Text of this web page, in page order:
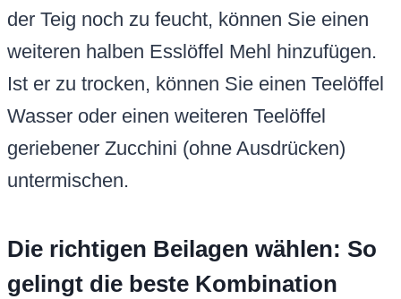
der Teig noch zu feucht, können Sie einen
weiteren halben Esslöffel Mehl hinzufügen.
Ist er zu trocken, können Sie einen Teelöffel
Wasser oder einen weiteren Teelöffel
geriebener Zucchini (ohne Ausdrücken)
untermischen.
Die richtigen Beilagen wählen: So
gelingt die beste Kombination